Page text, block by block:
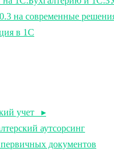
на современные
в 1С
учет ▸
аутсорсинг
документов